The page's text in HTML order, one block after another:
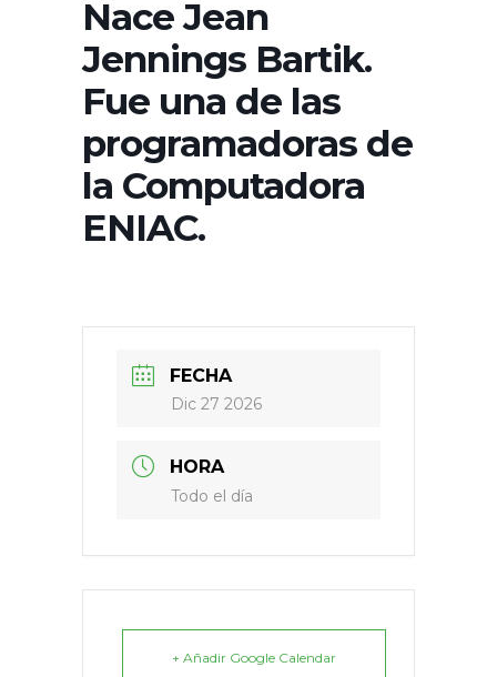
Nace Jean
Jennings Bartik.
Fue una de las
programadoras de
la Computadora
ENIAC.
FECHA
Dic 27 2026
HORA
Todo el día
+ Añadir Google Calendar